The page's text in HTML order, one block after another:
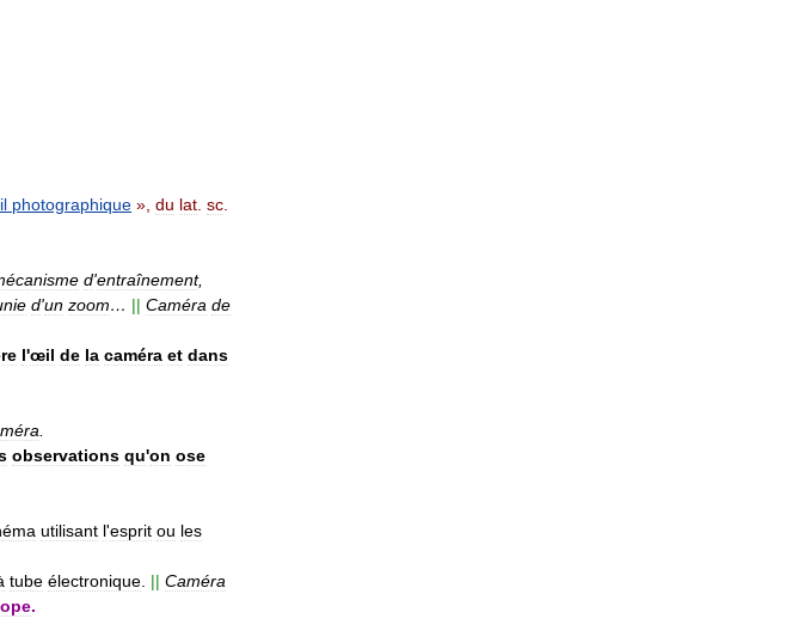
photographique », du lat. sc.
d'entraînement,
d'un zoom… || Caméra de
l'œil de la caméra et dans
.
observations qu'on ose
utilisant l'esprit ou les
tube électronique. || Caméra
.